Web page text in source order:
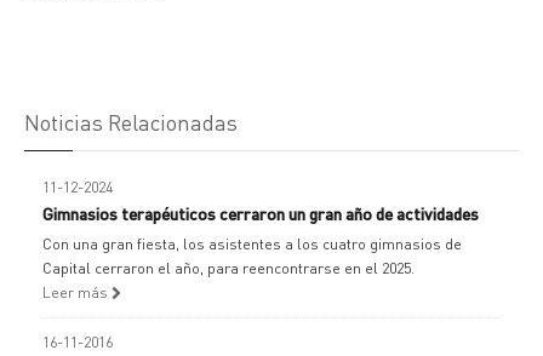
Noticias Relacionadas
11-12-2024
Gimnasios terapéuticos cerraron un gran año de actividades
Con una gran fiesta, los asistentes a los cuatro gimnasios de
Capital cerraron el año, para reencontrarse en el 2025.
Leer más
16-11-2016